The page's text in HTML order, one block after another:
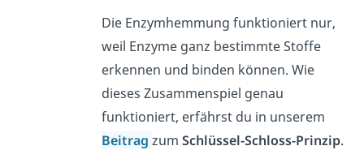
Die Enzymhemmung funktioniert nur,
weil Enzyme ganz bestimmte Stoffe
erkennen und binden können. Wie
dieses Zusammenspiel genau
funktioniert, erfährst du in unserem
Beitrag zum Schlüssel-Schloss-Prinzip.